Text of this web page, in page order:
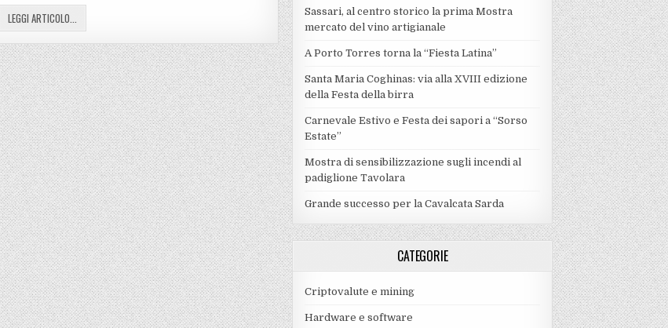
LEGGI ARTICOLO...
Sassari, al centro storico la prima Mostra
mercato del vino artigianale
A Porto Torres torna la “Fiesta Latina”
Santa Maria Coghinas: via alla XVIII edizione
della Festa della birra
Carnevale Estivo e Festa dei sapori a “Sorso
Estate”
Mostra di sensibilizzazione sugli incendi al
padiglione Tavolara
Grande successo per la Cavalcata Sarda
CATEGORIE
Criptovalute e mining
Hardware e software